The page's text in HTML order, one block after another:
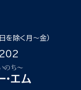
を除く月〜金）